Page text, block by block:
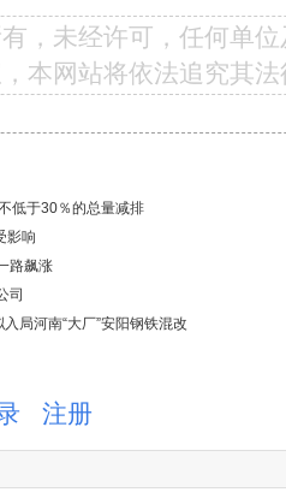
，未经许可，任何单
本网站将依法追究其
低于30％的总量减排
影响
路飙涨
司
局河南“大厂”安阳钢铁混改
注册